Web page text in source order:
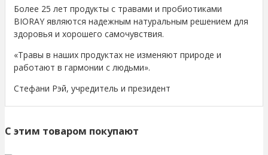
Более 25 лет продукты с травами и пробиотиками
BIORAY являются надежным натуральным решением для
здоровья и хорошего самочувствия.
«Травы в наших продуктах не изменяют природе и
работают в гармонии с людьми».
Стефани Рэй, учредитель и президент
C этим товаром покупают